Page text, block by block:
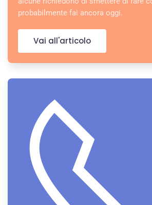
probabilmente fai ancora oggi.
Vai all'articolo